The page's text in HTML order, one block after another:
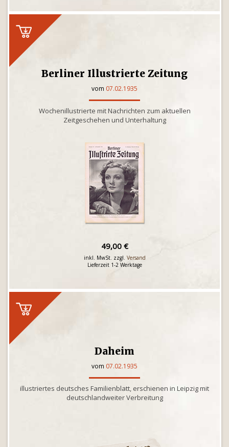
Berliner Illustrierte Zeitung
vom 07.02.1935
Wochenillustrierte mit Nachrichten zum aktuellen
Zeitgeschehen und Unterhaltung
49,00 €
inkl. MwSt. zzgl. Versand
Lieferzeit 1-2 Werktage
Daheim
vom 07.02.1935
illustriertes deutsches Familienblatt, erschienen in Leipzig mit
deutschlandweiter Verbreitung